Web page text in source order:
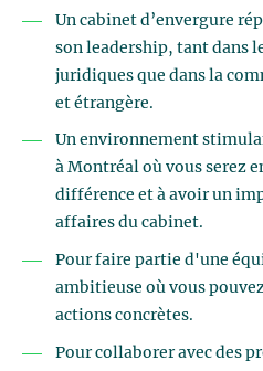
Un cabinet d’envergure
son leadership, tant dans
juridiques que dans la
et étrangère.
Un environnement
à Montréal où vous serez
différence et à avoir un
affaires du cabinet.
Pour faire partie d'une
ambitieuse où vous
actions concrètes.
Pour collaborer avec des